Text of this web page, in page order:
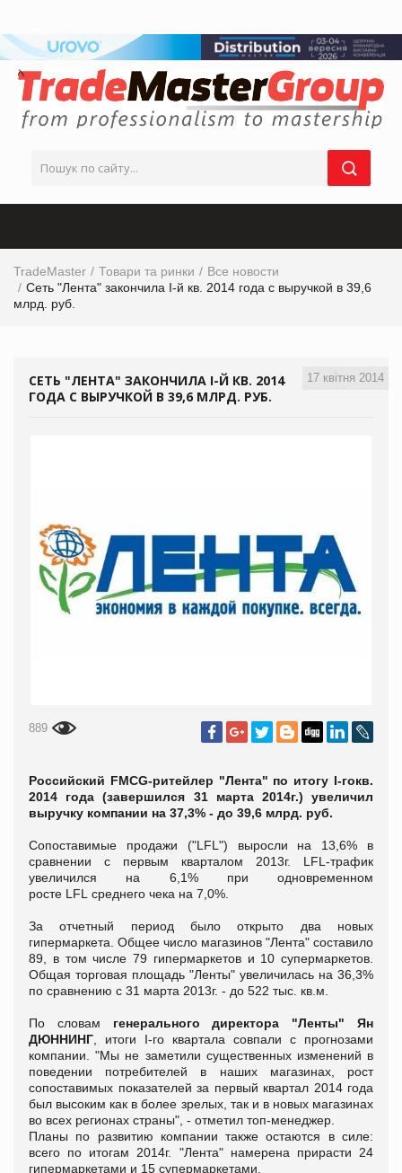
TradeMaster Товари та ринки
Все новости
Сеть "Лента" закончила І-й кв. 2014 года с выручкой в 39,6
млрд. руб.
17 квітня 2014
СЕТЬ "ЛЕНТА" ЗАКОНЧИЛА І-Й КВ. 2014
ГОДА С ВЫРУЧКОЙ В 39,6 МЛРД. РУБ.
889
Российский FMCG-ритейлер "Лента" по итогу І-гокв.
2014 года (завершился 31 марта 2014г.) увеличил
выручку компании на 37,3% - до 39,6 млрд. руб.
Сопоставимые продажи ("LFL") выросли на 13,6% в
сравнении с первым кварталом 2013г. LFL-трафик
увеличился на 6,1% при одновременном
росте LFL среднего чека на 7,0%.
За отчетный период было открыто два новых
гипермаркета. Общее число магазинов "Лента" составило
89, в том числе 79 гипермаркетов и 10 супермаркетов.
Общая торговая площадь "Ленты" увеличилась на 36,3%
по сравнению с 31 марта 2013г. - до 522 тыс. кв.м.
По словам генерального директора "Ленты" Ян
ДЮННИНГ , итоги І-го квартала совпали с прогнозами
компании. "Мы не заметили существенных изменений в
поведении потребителей в наших магазинах, рост
сопоставимых показателей за первый квартал 2014 года
был высоким как в более зрелых, так и в новых магазинах
во всех регионах страны", - отметил топ-менеджер.
Планы по развитию компании также остаются в силе:
всего по итогам 2014г. "Лента" намерена прирасти 24
гипермаркетами и 15 супермаркетами.